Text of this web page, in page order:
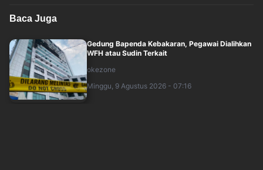
Baca Juga
Gedung Bapenda Kebakaran, Pegawai Dialihkan
WFH atau Sudin Terkait
okezone
Minggu, 9 Agustus 2026 - 07:16